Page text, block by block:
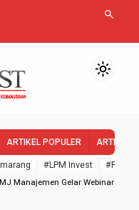
search
light_mode
ARTIKEL POPULER ARTIKEL
#LPM Invest
#FEBI
Manajemen Gelar Webinar